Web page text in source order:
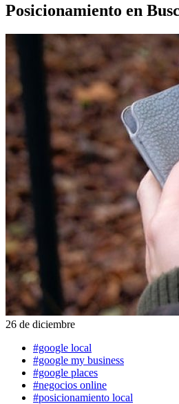
Posicionamiento en
26 de diciembre
#google local
#google my business
#google places
#negocios online
#posicionamiento local